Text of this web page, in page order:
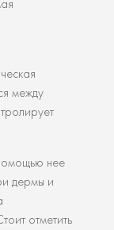
между
нее
дермы и
отметить